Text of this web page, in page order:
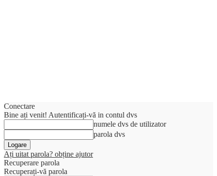
Conectare
Bine ați venit! Autentificați-vă in contul dvs
numele dvs de utilizator
parola dvs
Ați uitat parola? obține ajutor
Recuperare parola
Recuperați-vă parola